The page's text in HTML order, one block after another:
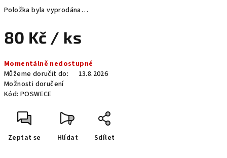
Položka byla vyprodána…
80 Kč / ks
cena:
Momentálně nedostupné
Můžeme doručit do:
13.8.2026
Možnosti doručení
Kód: POSWECE
Zeptat se Hlídat Sdílet